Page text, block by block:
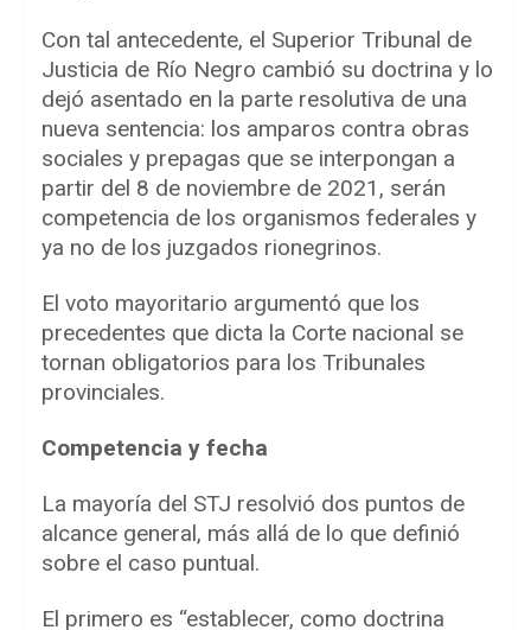
Con tal antecedente, el Superior Tribunal de
Justicia de Río Negro cambió su doctrina y lo
dejó asentado en la parte resolutiva de una
nueva sentencia: los amparos contra obras
sociales y prepagas que se interpongan a
partir del 8 de noviembre de 2021, serán
competencia de los organismos federales y
ya no de los juzgados rionegrinos.
El voto mayoritario argumentó que los
precedentes que dicta la Corte nacional se
tornan obligatorios para los Tribunales
provinciales.
Competencia y fecha
La mayoría del STJ resolvió dos puntos de
alcance general, más allá de lo que definió
sobre el caso puntual.
El primero es “establecer, como doctrina